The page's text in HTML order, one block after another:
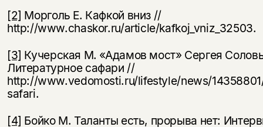
[2] Морголь Е. Кафкой вниз //
http://www.chaskor.ru/article/kafkoj_vniz_32503.
[3] Кучерская М. «Адамов мост» Сергея
Литера­турное сафари //
http://www.vedomosti.ru/lifestyle/news/
safari.
[4] Бойко М. Таланты есть, прорыва нет: